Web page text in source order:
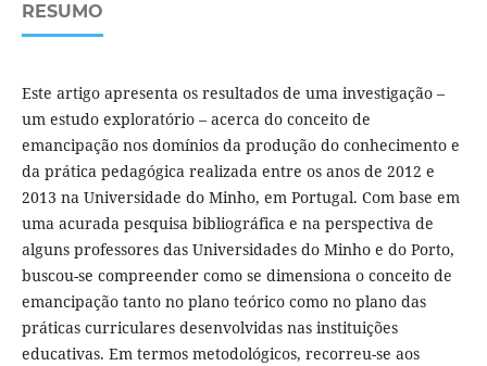
RESUMO
Este artigo apresenta os resultados de uma investigação –
um estudo exploratório – acerca do conceito de
emancipação nos domínios da produção do conhecimento e
da prática pedagógica realizada entre os anos de 2012 e
2013 na Universidade do Minho, em Portugal. Com base em
uma acurada pesquisa bibliográfica e na perspectiva de
alguns professores das Universidades do Minho e do Porto,
buscou-se compreender como se dimensiona o conceito de
emancipação tanto no plano teórico como no plano das
práticas curriculares desenvolvidas nas instituições
educativas. Em termos metodológicos, recorreu-se aos